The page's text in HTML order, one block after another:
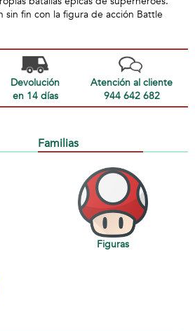
sin fin con la figura de acción Battle
Devolución
en 14 días
Atención al cliente
944 642 682
Familias
Figuras